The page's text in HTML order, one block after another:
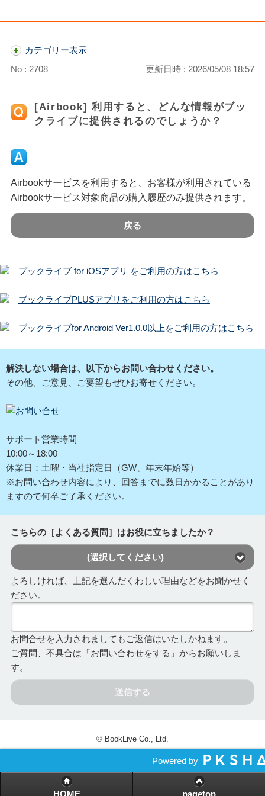
カテゴリー表示
No : 2708
更新日時 : 2026/05/08 18:57
[Airbook] 利用すると、どんな情報がブッ
クライブに提供されるのでしょうか？
Airbookサービスを利用すると、お客様が利用されている
Airbookサービス対象商品の購入履歴のみ提供されます。
戻る
ブックライブ for iOSアプリ をご利用の方はこちら
ブックライブPLUSアプリをご利用の方はこちら
ブックライブfor Android Ver1.0.0以上をご利用の方はこちら
解決しない場合は、以下からお問い合わせください。
その他、ご意見、ご要望もぜひお寄せください。
サポート営業時間
10:00～18:00
休業日：土曜・当社指定日（GW、年末年始等）
※お問い合わせ内容により、回答までに数日かかることがあり
ますので何卒ご了承ください。
こちらの［よくある質問］はお役に立ちましたか？
(選択してください)
よろしければ、上記を選んだくわしい理由などをお聞かせく
ださい。
お問合せを入力されましてもご返信はいたしかねます。
ご質問、不具合は「お問い合わせをする」からお願いしま
す。
送信する
© BookLive Co., Ltd.
Powered by